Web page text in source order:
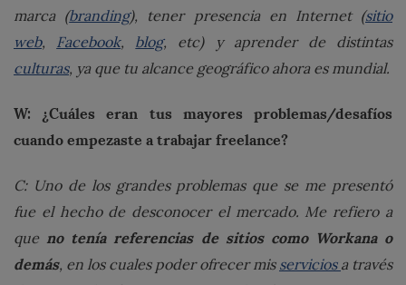
marca (branding), tener presencia en Internet (sitio
web, Facebook, blog, etc) y aprender de distintas
culturas, ya que tu alcance geográfico ahora es mundial.
W: ¿Cuáles eran tus mayores problemas/desafíos
cuando empezaste a trabajar freelance?
C: Uno de los grandes problemas que se me presentó
fue el hecho de desconocer el mercado. Me refiero a
que no tenía referencias de sitios como Workana o
demás, en los cuales poder ofrecer mis servicios a través